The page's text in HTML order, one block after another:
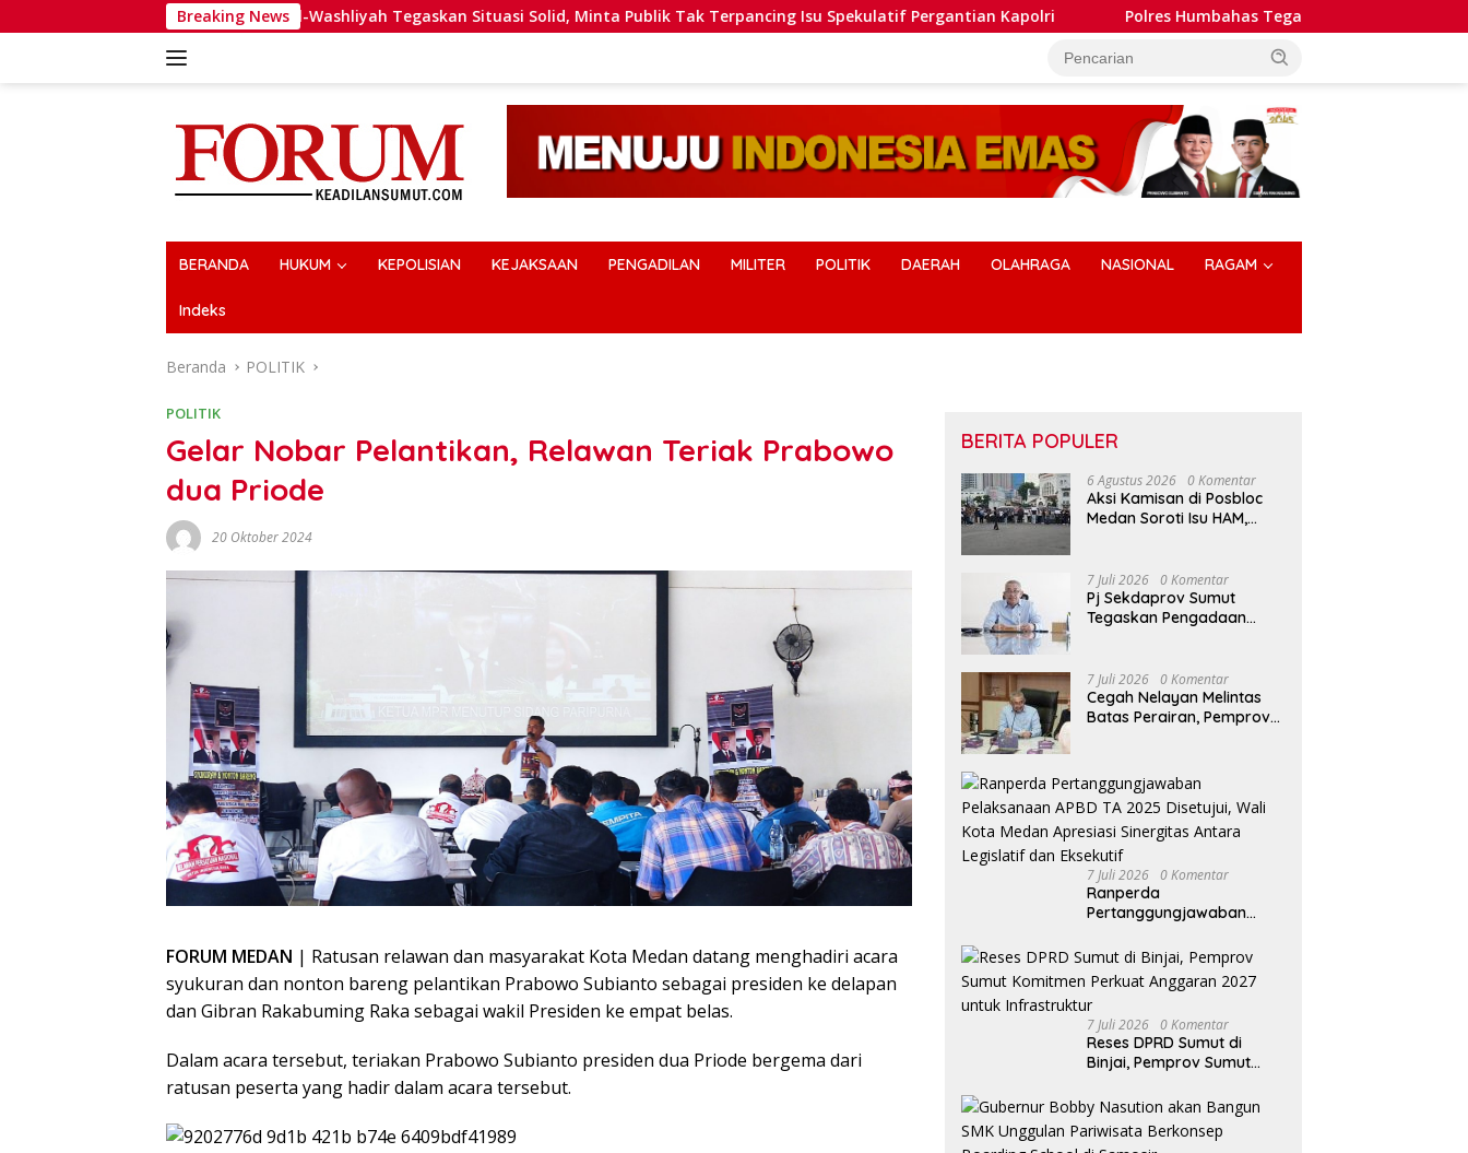
ke
Breaking News
GP Al-Washliyah Tegaskan Situasi Solid, Minta Publik Tak Terpancing Isu Spekulatif Pergantian Kapolri Polres Humbahas Tegaskan Penanganan Laporan Dugaan
BERANDA HUKUM KEPOLISIAN KEJAKSAAN PENGADILAN MILITER POLITIK DAERAH OLAHRAGA NASIONAL RAGAM
Indeks
Beranda POLITIK
POLITIK
Gelar Nobar Pelantikan, Relawan Teriak Prabowo
dua Priode
20 Oktober 2024
FORUM MEDAN | Ratusan relawan dan masyarakat Kota Medan datang menghadiri acara
syukuran dan nonton bareng pelantikan Prabowo Subianto sebagai presiden ke delapan
dan Gibran Rakabuming Raka sebagai wakil Presiden ke empat belas.
Dalam acara tersebut, teriakan Prabowo Subianto presiden dua Priode bergema dari
ratusan peserta yang hadir dalam acara tersebut.
BERITA POPULER
6 Agustus 2026 0 Komentar
Aksi Kamisan di Posbloc
Medan Soroti Isu HAM,
7 Juli 2026 0 Komentar
Pj Sekdaprov Sumut
Tegaskan Pengadaan
dan Akuntabel
7 Juli 2026 0 Komentar
Cegah Nelayan Melintas
Batas Perairan, Pemprov
7 Juli 2026 0 Komentar
Ranperda
Pertanggungjawaban
2025 Disetujui, Wali Kota
Medan Apresiasi Sinergitas
Antara Legislatif dan
Eksekutif
7 Juli 2026 0 Komentar
Reses DPRD Sumut di
Binjai, Pemprov Sumut
Anggaran 2027 untuk
Infrastruktur